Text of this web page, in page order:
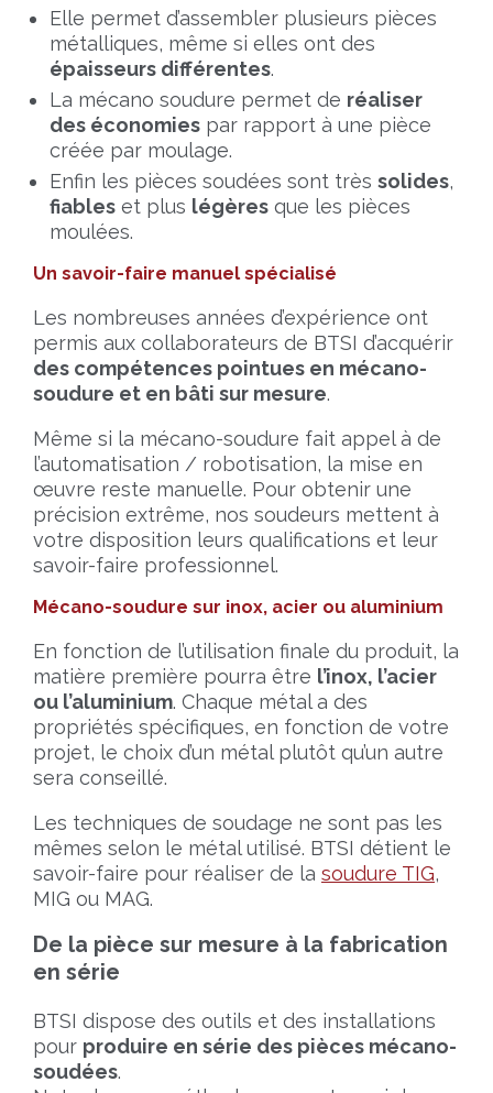
Elle permet d’assembler plusieurs pièces
métalliques, même si elles ont des
épaisseurs différentes.
La mécano soudure permet de réaliser
des économies par rapport à une pièce
créée par moulage.
Enfin les pièces soudées sont très solides,
fiables et plus légères que les pièces
moulées.
Un savoir-faire manuel spécialisé
Les nombreuses années d’expérience ont
permis aux collaborateurs de BTSI d’acquérir
des compétences pointues en mécano-
soudure et en bâti sur mesure.
Même si la mécano-soudure fait appel à de
l’automatisation / robotisation, la mise en
œuvre reste manuelle. Pour obtenir une
précision extrême, nos soudeurs mettent à
votre disposition leurs qualifications et leur
savoir-faire professionnel.
Mécano-soudure sur inox, acier ou aluminium
En fonction de l’utilisation finale du produit, la
matière première pourra être l’inox, l’acier
ou l’aluminium. Chaque métal a des
propriétés spécifiques, en fonction de votre
projet, le choix d’un métal plutôt qu’un autre
sera conseillé.
Les techniques de soudage ne sont pas les
mêmes selon le métal utilisé. BTSI détient le
savoir-faire pour réaliser de la soudure TIG,
MIG ou MAG.
De la pièce sur mesure à la fabrication
en série
BTSI dispose des outils et des installations
pour produire en série des pièces mécano-
soudées.